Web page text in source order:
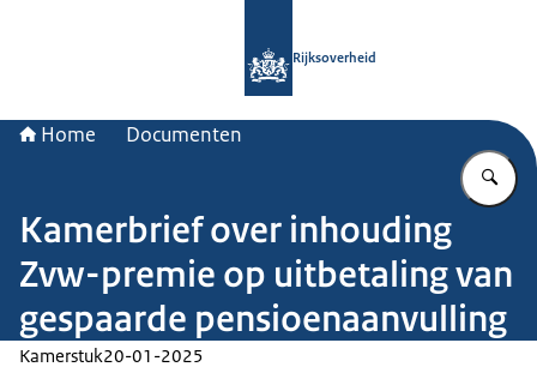
Rijksoverheid
Home Documenten
Kamerbrief over inhouding
Zvw-premie op uitbetaling van
gespaarde pensioenaanvulling
Kamerstuk20-01-2025